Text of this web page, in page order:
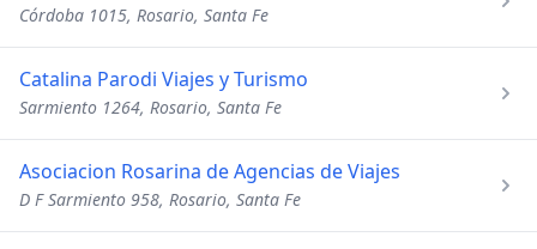
Córdoba 1015, Rosario, Santa Fe
Catalina Parodi Viajes y Turismo
Sarmiento 1264, Rosario, Santa Fe
Asociacion Rosarina de Agencias de Viajes
D F Sarmiento 958, Rosario, Santa Fe